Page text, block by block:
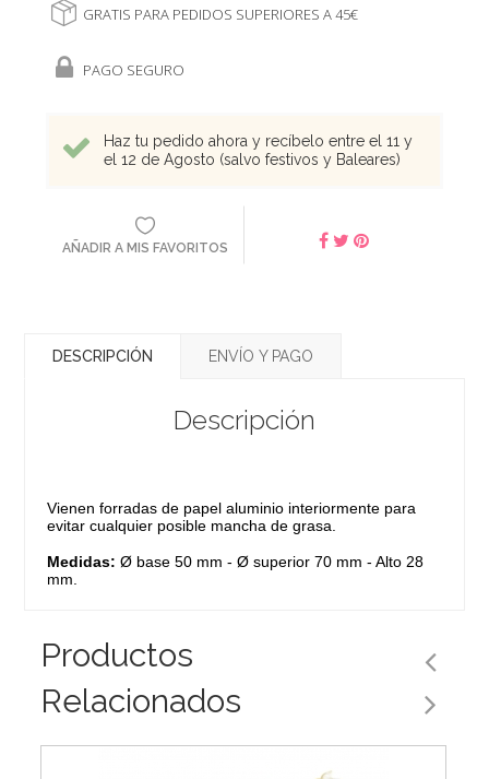
GRATIS PARA PEDIDOS SUPERIORES A 45€
PAGO SEGURO
Haz tu pedido ahora y recíbelo entre el 11 y
el 12 de Agosto (salvo festivos y Baleares)
AÑADIR A MIS FAVORITOS
DESCRIPCIÓN ENVÍO Y PAGO
Descripción
Vienen forradas de papel aluminio interiormente para
evitar cualquier posible mancha de grasa.
Medidas: Ø base 50 mm - Ø superior 70 mm - Alto 28
mm.
Productos
Relacionados